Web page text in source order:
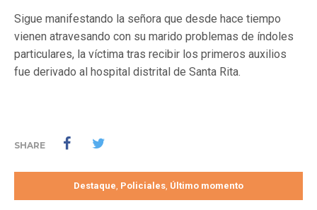
Sigue manifestando la señora que desde hace tiempo
vienen atravesando con su marido problemas de índoles
particulares, la víctima tras recibir los primeros auxilios
fue derivado al hospital distrital de Santa Rita.
SHARE
Destaque, Policiales, Último momento